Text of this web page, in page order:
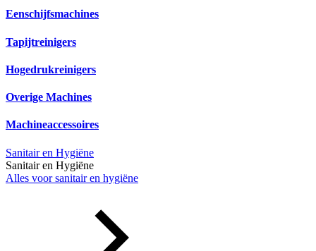
Eenschijfsmachines
Tapijtreinigers
Hogedrukreinigers
Overige Machines
Machineaccessoires
Sanitair en Hygiëne
Sanitair en Hygiëne
Alles voor sanitair en hygiëne